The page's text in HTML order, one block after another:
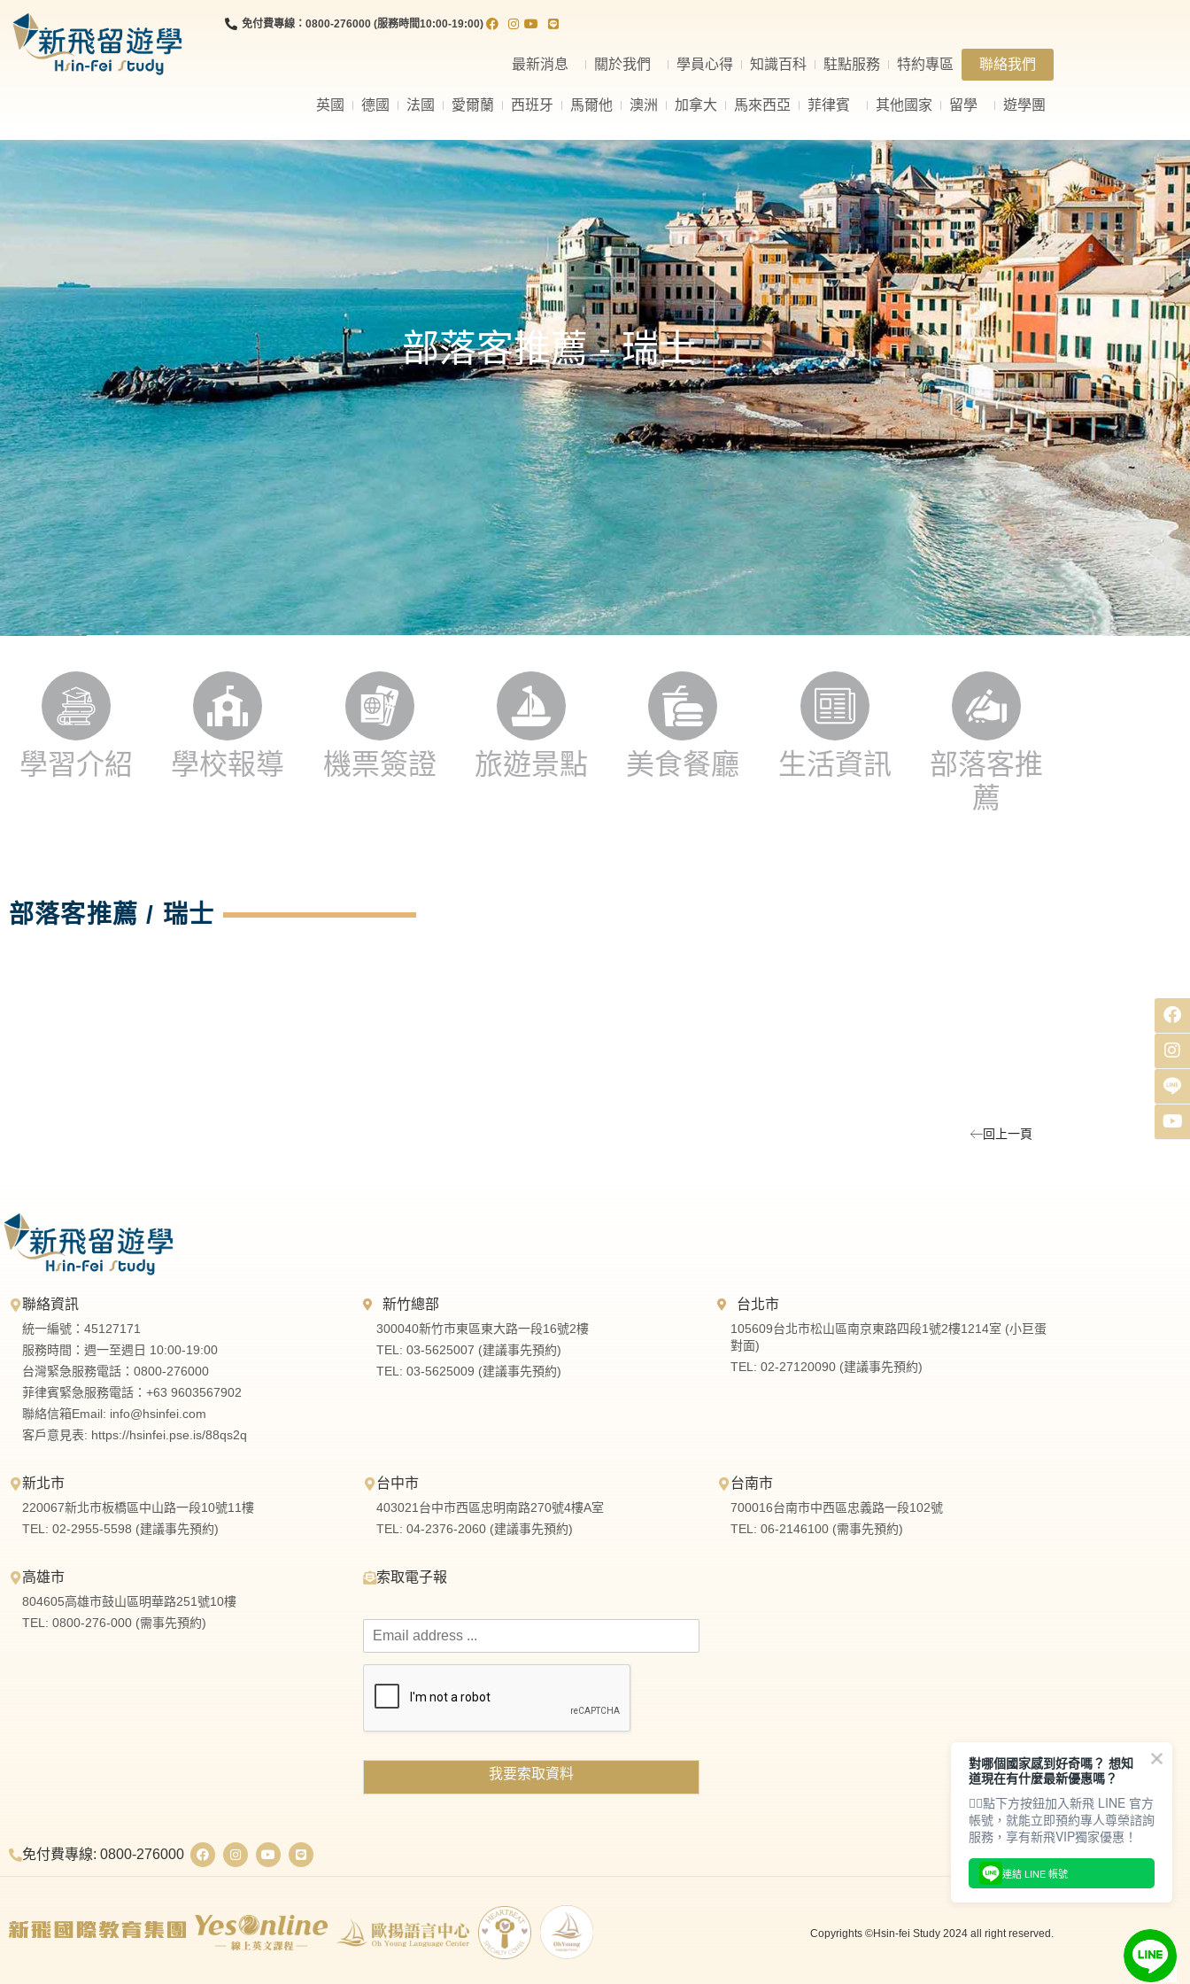
免付費專線：0800-276000 (服務時間10:00-19:00)
最新消息 關於我們 學員心得 知識百科 駐點服務 特約專區 聯絡我們
英國 德國 法國 愛爾蘭 西班牙 馬爾他 澳洲 加拿大 馬來西亞 菲律賓 其他國家 留學 遊學團
部落客推薦 - 瑞士
學習介紹 學校報導 機票簽證 旅遊景點 美食餐廳 生活資訊
部落客推
薦
部落客推薦 / 瑞士
回上一頁
聯絡資訊
統一編號：45127171
服務時間：週一至週日 10:00-19:00
台灣緊急服務電話：0800-276000
菲律賓緊急服務電話：+63 9603567902
聯絡信箱Email: info@hsinfei.com
客戶意見表: https://hsinfei.pse.is/88qs2q
新竹總部
300040新竹市東區東大路一段16號2樓
TEL: 03-5625007 (建議事先預約)
TEL: 03-5625009 (建議事先預約)
台北市
105609台北市松山區南京東路四段1號2樓1214室 (小巨蛋
對面)
TEL: 02-27120090 (建議事先預約)
新北市
220067新北市板橋區中山路一段10號11樓
TEL: 02-2955-5598 (建議事先預約)
台中市
403021台中市西區忠明南路270號4樓A室
TEL: 04-2376-2060 (建議事先預約)
台南市
700016台南市中西區忠義路一段102號
TEL: 06-2146100 (需事先預約)
高雄市
804605高雄市鼓山區明華路251號10樓
TEL: 0800-276-000 (需事先預約)
索取電子報
我要索取資料
免付費專線: 0800-276000
Copyrights ©Hsin-fei Study 2024 all right reserved.
對哪個國家感到好奇嗎？ 想知
道現在有什麼最新優惠嗎？
👇🏻點下方按鈕加入新飛 LINE 官方
帳號，就能立即預約專人尊榮諮詢
服務，享有新飛VIP獨家優惠！
連結 LINE 帳號